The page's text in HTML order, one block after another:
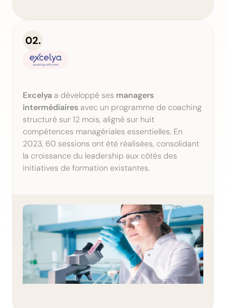
Excelya a développé ses managers
intermédiaires avec un programme de coaching
structuré sur 12 mois, aligné sur huit
compétences managériales essentielles. En
2023, 60 sessions ont été réalisées, consolidant
la croissance du leadership aux côtés des
initiatives de formation existantes.